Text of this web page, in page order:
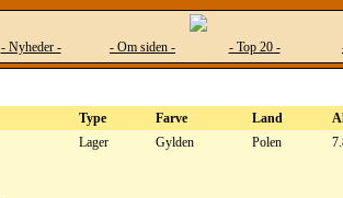
- Nyheder -
- Om siden - - Top 20 -
Type Farve Land
Lager Gylden Polen